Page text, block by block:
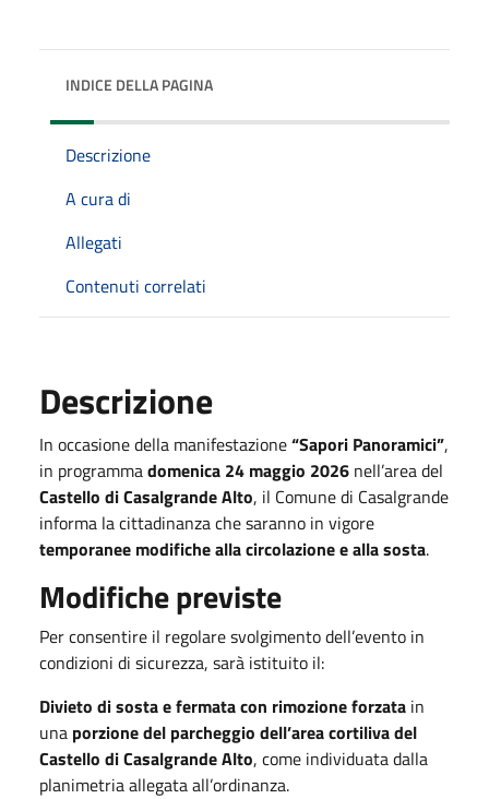
INDICE DELLA PAGINA
Descrizione
A cura di
Allegati
Contenuti correlati
Descrizione
In occasione della manifestazione“Sapori Panoramici”,
in programmadomenica 24 maggio 2026 nell’area del
Castello di Casalgrande Alto, il Comune di Casalgrande
informa la cittadinanza che saranno in vigore
temporanee modifiche alla circolazione e alla sosta.
Modifiche previste
Per consentire il regolare svolgimento dell’evento in
condizioni di sicurezza, sarà istituito il:
Divieto di sosta e fermata con rimozione forzata in
una porzione del parcheggio dell’area cortiliva del
Castello di Casalgrande Alto, come individuata dalla
planimetria allegata all’ordinanza.